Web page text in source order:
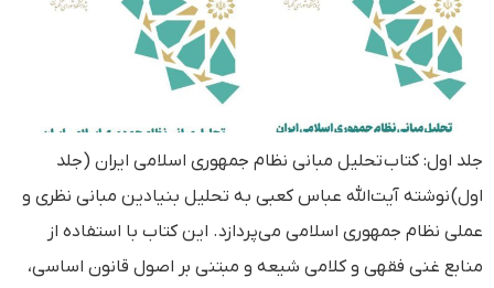
جلد اول: کتاب تحلیل مبانی نظام جمهوری اسلامی ایران (جلد
اول) نوشته آیت‌الله عباس کعبی به تحلیل بنیادین مبانی نظری و
عملی نظام جمهوری اسلامی می‌پردازد. این کتاب با استفاده از
منابع غنی فقهی و کلامی شیعه و مبتنی بر اصول قانون اساسی،